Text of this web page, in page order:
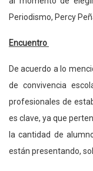
Periodismo, Percy
Encuentro
De acuerdo a lo
de convivencia
profesionales de
es clave, ya que
la cantidad de
están presentando,